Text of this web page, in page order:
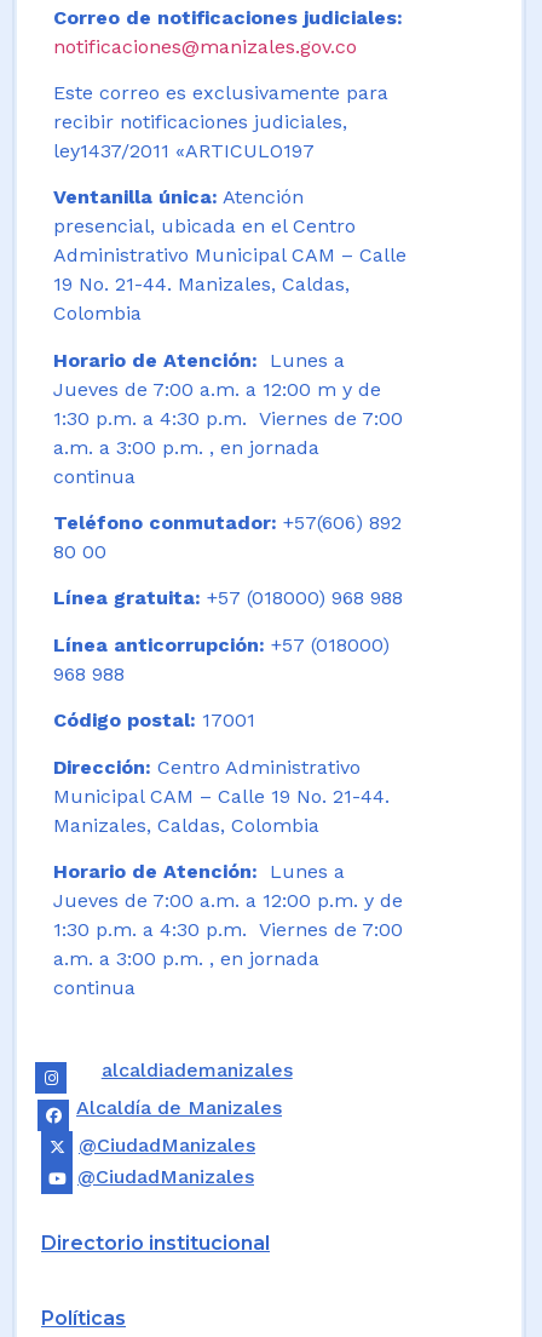
Correo de notificaciones judiciales:
notificaciones@manizales.gov.co
Este correo es exclusivamente para
recibir notificaciones judiciales,
ley1437/2011 «ARTICULO197
Ventanilla única: Atención
presencial, ubicada en el Centro
Administrativo Municipal CAM – Calle
19 No. 21-44. Manizales, Caldas,
Colombia
Horario de Atención:
Lunes a
Jueves de 7:00 a.m. a 12:00 m y de
1:30 p.m. a 4:30 p.m. Viernes de 7:00
a.m. a 3:00 p.m. , en jornada
continua
Teléfono conmutador: +57(606) 892
80 00
Línea gratuita: +57 (018000) 968 988
Línea anticorrupción: +57 (018000)
968 988
Código postal: 17001
Dirección: Centro Administrativo
Municipal CAM – Calle 19 No. 21-44.
Manizales, Caldas, Colombia
Horario de Atención: Lunes a
Jueves de 7:00 a.m. a 12:00 p.m. y de
1:30 p.m. a 4:30 p.m. Viernes de 7:00
a.m. a 3:00 p.m. , en jornada
continua
alcaldiademanizales
Alcaldía de Manizales
@CiudadManizales
@CiudadManizales
Directorio institucional
Políticas